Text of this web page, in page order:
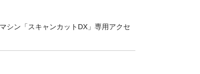
シン「スキャンカットDX」専用アクセ